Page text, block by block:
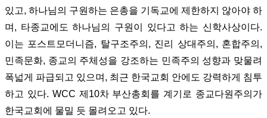
있고, 하나님의 구원하는 은총을 기독교에 제한하지 않아야 하
며, 타종교에도 하나님의 구원이 있다고 하는 신학사상이다.
이는 포스트모더니즘, 탈구조주의, 진리 상대주의, 혼합주의,
민족문화, 종교의 주체성을 강조하는 민족주의 성향과 맞물려
폭넓게 파급되고 있으며, 최근 한국교회 안에도 강력하게 침투
하고 있다. WCC 제10차 부산총회를 계기로 종교다원주의가
한국교회에 물밀 듯 몰려오고 있다.